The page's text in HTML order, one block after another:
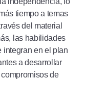
tiempo a temas
del material
las habilidades
integran en el plan
a desarrollar
de